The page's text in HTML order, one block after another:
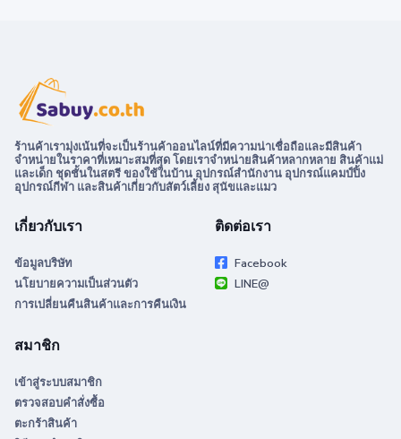
ร้านค้าเรามุ่งเน้นที่จะเป็นร้านค้าออนไลน์ที่มีความน่าเชื่อถือและมีสินค้า
จำหน่ายในราคาที่เหมาะสมที่สุด โดยเราจำหน่ายสินค้าหลากหลาย สินค้าแม่
และเด็ก ชุดชั้นในสตรี ของใช้ในบ้าน อุปกรณ์สำนักงาน อุปกรณ์แคมป์ปิ้ง
อุปกรณ์กีฬา และสินค้าเกี่ยวกับสัตว์เลี้ยง สุนัขและแมว
เกี่ยวกับเรา
ข้อมูลบริษัท
นโยบายความเป็นส่วนตัว
การเปลี่ยนคืนสินค้าและการคืนเงิน
ติดต่อเรา
Facebook
LINE@
สมาชิก
เข้าสู่ระบบสมาชิก
ตรวจสอบคำสั่งซื้อ
ตะกร้าสินค้า